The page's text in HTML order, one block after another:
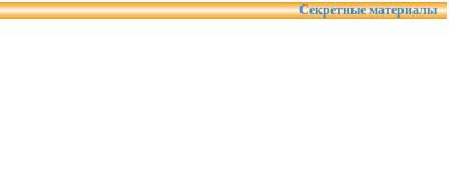
Секретные материалы